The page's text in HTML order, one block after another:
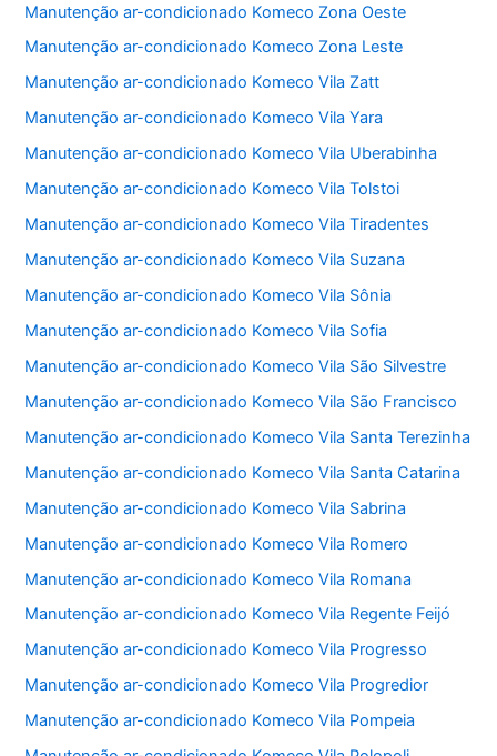
Manutenção ar-condicionado Komeco Zona Oeste
Manutenção ar-condicionado Komeco Zona Leste
Manutenção ar-condicionado Komeco Vila Zatt
Manutenção ar-condicionado Komeco Vila Yara
Manutenção ar-condicionado Komeco Vila Uberabinha
Manutenção ar-condicionado Komeco Vila Tolstoi
Manutenção ar-condicionado Komeco Vila Tiradentes
Manutenção ar-condicionado Komeco Vila Suzana
Manutenção ar-condicionado Komeco Vila Sônia
Manutenção ar-condicionado Komeco Vila Sofia
Manutenção ar-condicionado Komeco Vila São Silvestre
Manutenção ar-condicionado Komeco Vila São Francisco
Manutenção ar-condicionado Komeco Vila Santa Terezinha
Manutenção ar-condicionado Komeco Vila Santa Catarina
Manutenção ar-condicionado Komeco Vila Sabrina
Manutenção ar-condicionado Komeco Vila Romero
Manutenção ar-condicionado Komeco Vila Romana
Manutenção ar-condicionado Komeco Vila Regente Feijó
Manutenção ar-condicionado Komeco Vila Progresso
Manutenção ar-condicionado Komeco Vila Progredior
Manutenção ar-condicionado Komeco Vila Pompeia